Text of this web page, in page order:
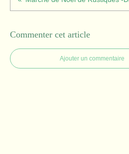
Commenter cet article
Ajouter un commentaire